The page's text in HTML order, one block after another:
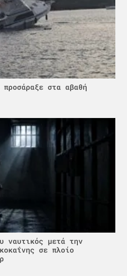
στα αβαθή
ναυτικός μετά την
σε πλοίο